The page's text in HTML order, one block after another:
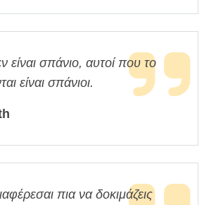
είναι σπάνιο, αυτοί που το
είναι σπάνιοι.
πια να δοκιμάζεις